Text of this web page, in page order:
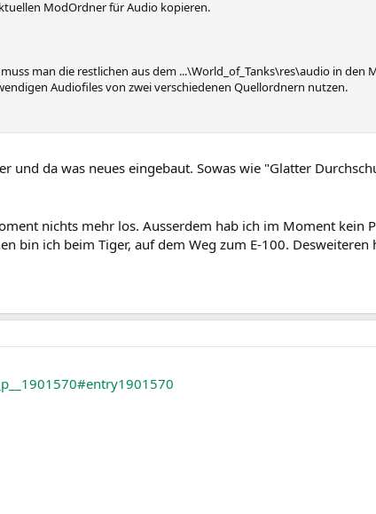
ModOrdner für Audio kopieren.
man die restlichen aus dem ...\World_of_Tanks\res\audio in den
Audiofiles von zwei verschiedenen Quellordnern nutzen.
und da was neues eingebaut. Sowas wie "Glatter
nichts mehr los. Ausserdem hab ich im Moment kein
bin ich beim Tiger, auf dem Weg zum E-100. Desweiteren